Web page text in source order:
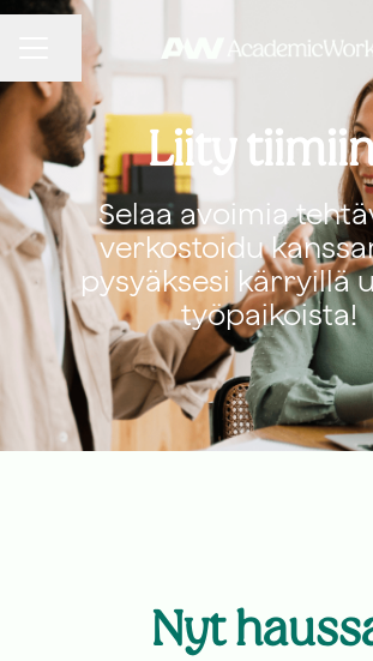
URAVALIKKO
Jaa sivu
Liity
Selaa avoimia
verkostoidu
pysyäksesi kärryillä
työpaikoista!
Nyt